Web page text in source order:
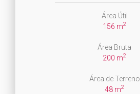
Área Útil
156 m2
Área Bruta
200 m2
Área de Terreno
48 m2